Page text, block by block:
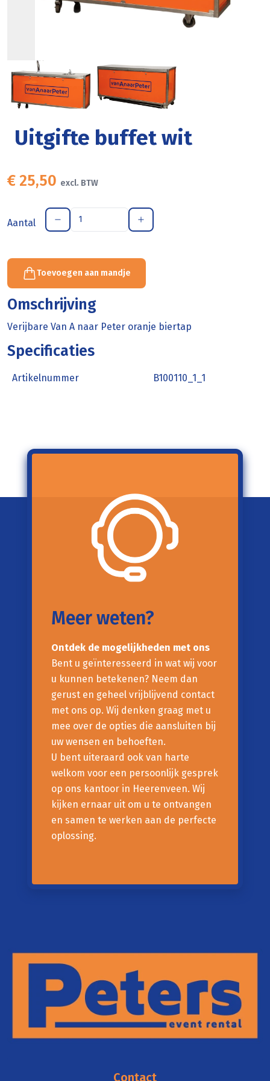
Uitgifte buffet wit
€ 25,50 excl. BTW
Aantal
Toevoegen aan mandje
Omschrijving
Verijbare Van A naar Peter oranje biertap
Specificaties
Artikelnummer B100110_1_1
Meer weten?
Ontdek de mogelijkheden met ons
Bent u geïnteresseerd in wat wij voor
u kunnen betekenen? Neem dan
gerust en geheel vrijblijvend contact
met ons op. Wij denken graag met u
mee over de opties die aansluiten bij
uw wensen en behoeften.
U bent uiteraard ook van harte
welkom voor een persoonlijk gesprek
op ons kantoor in Heerenveen. Wij
kijken ernaar uit om u te ontvangen
en samen te werken aan de perfecte
oplossing.
Contact